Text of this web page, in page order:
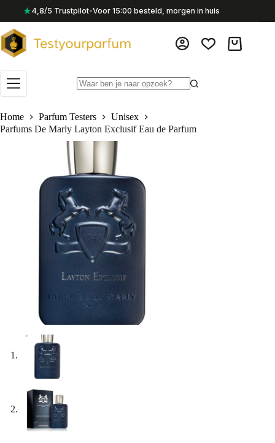
inhoud
★4,8/5 Trustpilot•Voor 15:00 besteld, morgen in huis
Home
Parfum Testers
Unisex
Parfums De Marly Layton Exclusif Eau de Parfum